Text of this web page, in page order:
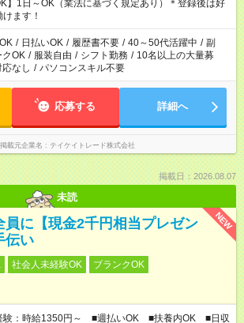
】1日～OK（業法に基づく規定あり）＊登録後は好
ます！
/ 日払いOK / 履歴書不要 / 40～50代活躍中 / 副
クOK / 服装自由 / シフト勤務 / 10名以上の大量募
なし / パソコンスキル不要
応募する 詳細へ
掲載元企業名 テイケイトレード株式会社
掲載日：2026.08.07
未読
NEW
員に【現金2千円相当プレゼン
伝い
社会人未経験OK
ブランクOK
験：時給1350円～ ■週払いOK ■扶養内OK ■日収